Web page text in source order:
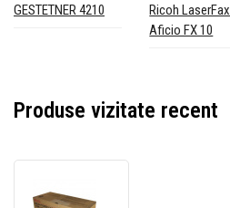
GESTETNER 4210
Ricoh LaserFax
Aficio FX 10
Produse vizitate recent